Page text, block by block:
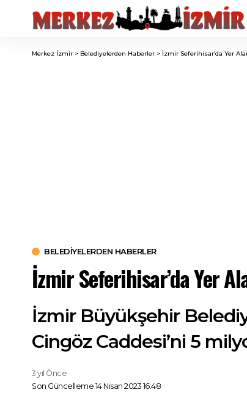
Merkez İzmir > Belediyelerden Haberler > İzmir Seferihisar’da Yer
BELEDIYELERDEN HABERLER
İzmir Seferihisar’da Yer
İzmir Büyükşehir
Cingöz Caddesi’ni 5
Son Güncelleme 14 Nisan 2023 16:48
3 yıl Önce